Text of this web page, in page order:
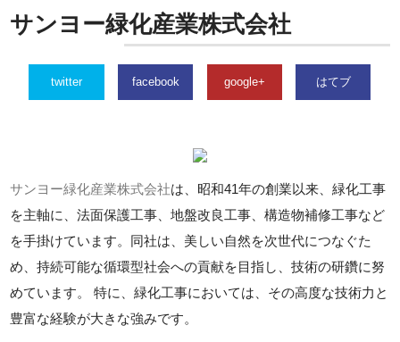
サンヨー緑化産業株式会社
twitter facebook google+ はてブ
サンヨー緑化産業株式会社は、昭和41年の創業以来、緑化工事
を主軸に、法面保護工事、地盤改良工事、構造物補修工事など
を手掛けています。同社は、美しい自然を次世代につなぐた
め、持続可能な循環型社会への貢献を目指し、技術の研鑽に努
めています。 特に、緑化工事においては、その高度な技術力と
豊富な経験が大きな強みです。